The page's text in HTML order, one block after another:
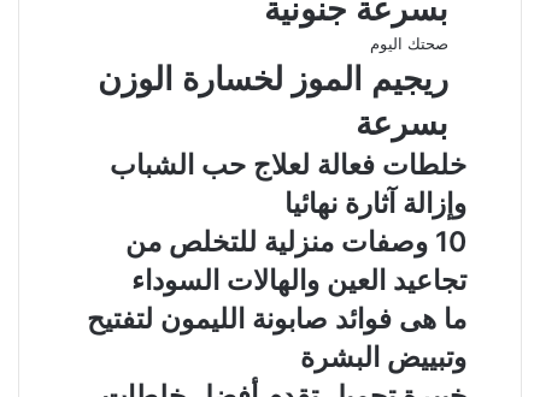
بسرعة جنونية
صحتك اليوم
ريجيم الموز لخسارة الوزن
بسرعة
خلطات فعالة لعلاج حب الشباب
وإزالة آثارة نهائيا
10 وصفات منزلية للتخلص من
تجاعيد العين والهالات السوداء
ما هى فوائد صابونة الليمون لتفتيح
وتبييض البشرة